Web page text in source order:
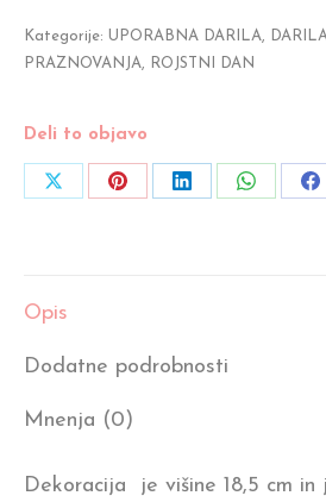
količina
Kategorije: UPORABNA DARILA,
PRAZNOVANJA, ROJSTNI DAN
Deli to objavo
Share
Share
Share
Share
Opis
Dodatne podrobnosti
Mnenja (0)
Dekoracija je višine 18,5 cm in